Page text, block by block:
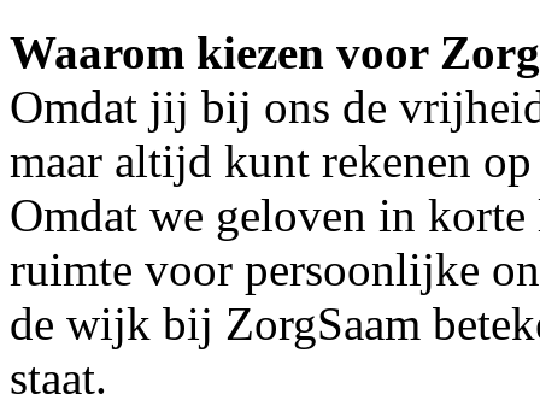
Waarom kiezen voor
Omdat jij bij ons de
maar altijd kunt rekenen
Omdat we geloven in
ruimte voor persoonlijke
de wijk bij ZorgSaam
staat.